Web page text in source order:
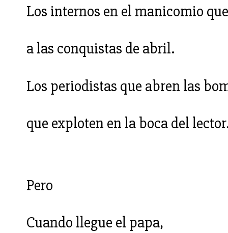
Los internos en el manicomio
a las conquistas de abril.
Los periodistas que abren las
que exploten en la boca del
Pero
Cuando llegue el papa,